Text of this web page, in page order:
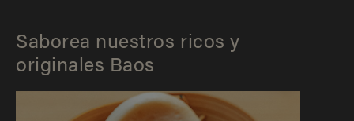
Saborea nuestros ricos y
originales Baos